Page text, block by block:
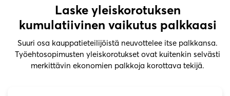
Laske yleiskorotuksen
kumulatiivinen vaikutus palkkaasi
Suuri osa kauppatieteilijöistä neuvottelee itse palkkansa.
Työehtosopimusten yleiskorotukset ovat kuitenkin selvästi
merkittävin ekonomien palkkoja korottava tekijä.